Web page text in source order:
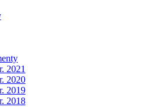
2021
2020
2019
2018